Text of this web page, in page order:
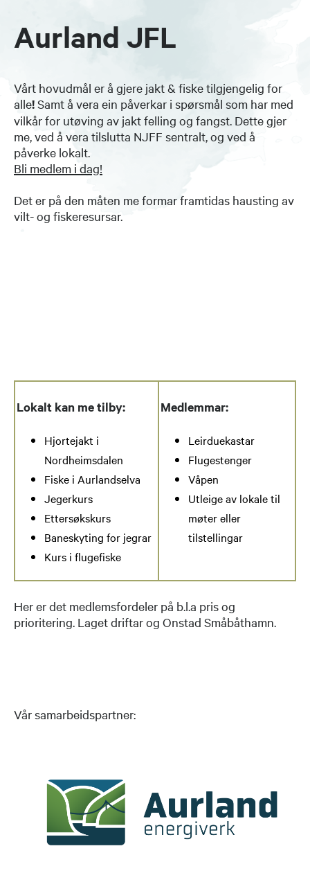
Aurland JFL
Vårt hovudmål er å gjere jakt & fiske tilgjengelig for
alle!Samt å vera ein påverkar i spørsmål som har med
vilkår for utøving av jakt felling og fangst. Dette gjer
me, ved å vera tilslutta NJFF sentralt, og ved å
påverke lokalt.
Bli medlem i dag!
Det er på den måten me formar framtidas hausting av
vilt- og fiskeresursar.
Lokalt kan me tilby:
Hjortejakt i
Nordheimsdalen
Fiske i Aurlandselva
Jegerkurs
Ettersøkskurs
Baneskyting for jegrar
Kurs i flugefiske
Medlemmar:
Leirduekastar
Flugestenger
Våpen
Utleige av lokale til
møter eller
tilstellingar
Her er det medlemsfordeler på b.l.a pris og
prioritering. Laget driftar og Onstad Småbåthamn.
Vår samarbeidspartner: